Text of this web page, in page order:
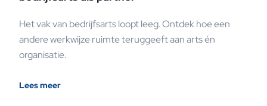
Het vak van bedrijfsarts loopt leeg. Ontdek hoe een
andere werkwijze ruimte teruggeeft aan arts én
organisatie.
Lees meer